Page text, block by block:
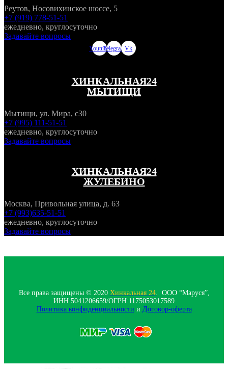
Реутов, Носовихинское шоссе, 5
+7 (919) 778-51-51
ежедневно, круглосуточно
Задавайте вопросы
YoutubeTelegramVk
ХИНКАЛЬНАЯ24
МЫТИЩИ
Мытищи, ул. Мира, с30
+7 (995) 111-51-51
ежедневно, круглосуточно
Задавайте вопросы
ХИНКАЛЬНАЯ24
ЖУЛЕБИНО
Москва, Привольная улица, д. 63
+7 (993)635-51-51
ежедневно, круглосуточно
Задавайте вопросы
Все права защищены © 2020 Хинкальная 24. ООО “Маруся”,
ИНН:5041206659/ОГРН:1175053017589
Политика конфиденциальности‍ и Договор-оферта